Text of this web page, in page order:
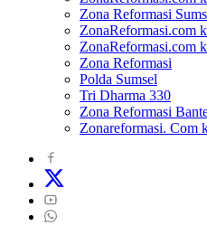
Zona Reformasi
ZonaReformasi.com
ZonaReformasi.com
Zona Reformasi
Polda Sumsel
Tri Dharma 330
Zona Reformasi
Zonareformasi. Com